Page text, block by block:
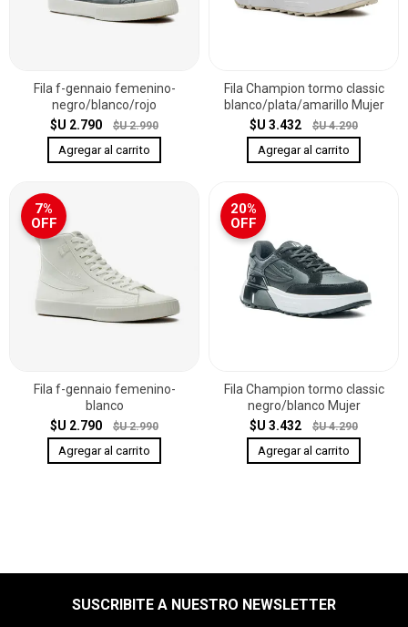
Fila f-gennaio femenino-
negro/blanco/rojo
$U 2.790
$U 2.990
Fila Champion tormo classic
blanco/plata/amarillo Mujer
$U 3.432
$U 4.290
7%
OFF
Fila f-gennaio femenino-
blanco
$U 2.790
$U 2.990
20%
OFF
Fila Champion tormo classic
negro/blanco Mujer
$U 3.432
$U 4.290
SUSCRIBITE A NUESTRO NEWSLETTER